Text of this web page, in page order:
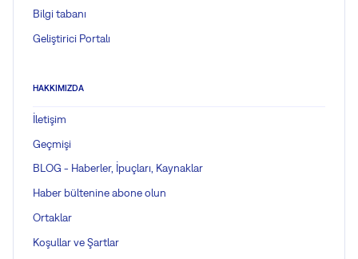
Bilgi tabanı
Geliştirici Portalı
HAKKIMIZDA
İletişim
Geçmişi
BLOG - Haberler, İpuçları, Kaynaklar
Haber bültenine abone olun
Ortaklar
Koşullar ve Şartlar